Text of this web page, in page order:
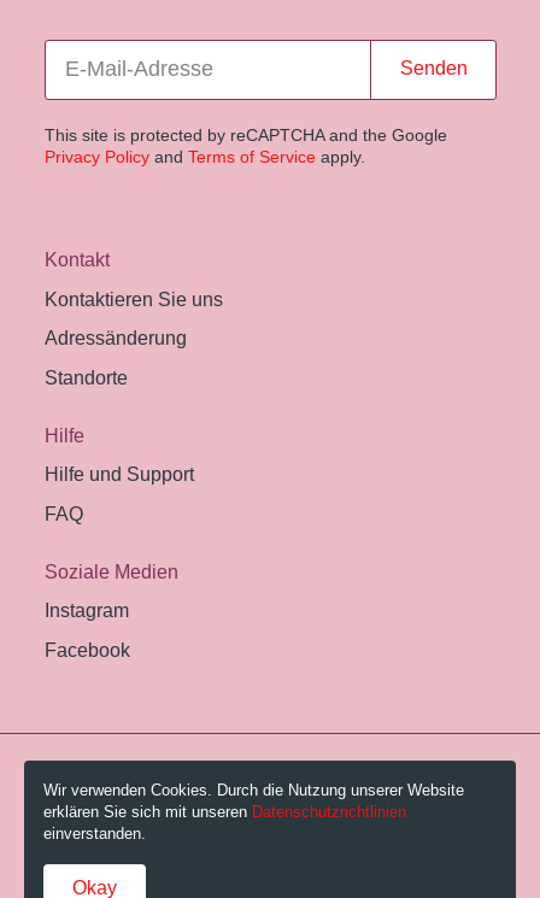
Senden
This site is protected by reCAPTCHA and the Google
Privacy Policyand Terms of Service apply.
Kontakt
Kontaktieren Sie uns
Adressänderung
Standorte
Hilfe
Hilfe und Support
FAQ
Soziale Medien
Instagram
Facebook
© 2026 Pestalozzi-Bibliothek Zürich.
Impressum
Gebühren und AGB
Wir verwenden Cookies. Durch die Nutzung unserer Website
erklären Sie sich mit unseren Datenschutzrichtlinien
einverstanden.
Okay